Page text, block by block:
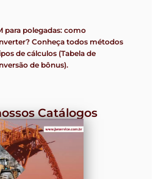
para polegadas: como
Conheça todos métodos
de cálculos (Tabela de
de bônus).
Catálogos